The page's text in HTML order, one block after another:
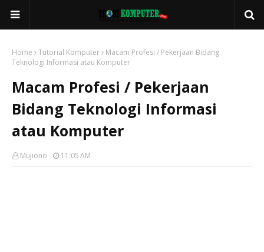
Home Tutorial Komputer
Macam Profesi / Pekerjaan Bidang
Teknologi Informasi atau Komputer
Macam Profesi / Pekerjaan
Bidang Teknologi Informasi
atau Komputer
Mujiono 11:05 AM